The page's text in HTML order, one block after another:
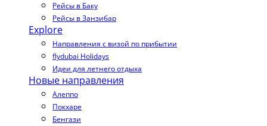
Рейсы в Баку
Рейсы в Занзибар
Explore
Направления с визой по прибытии
flydubai Holidays
Идеи для летнего отдыха
Новые направления
Алеппо
Покхаре
Бенгази